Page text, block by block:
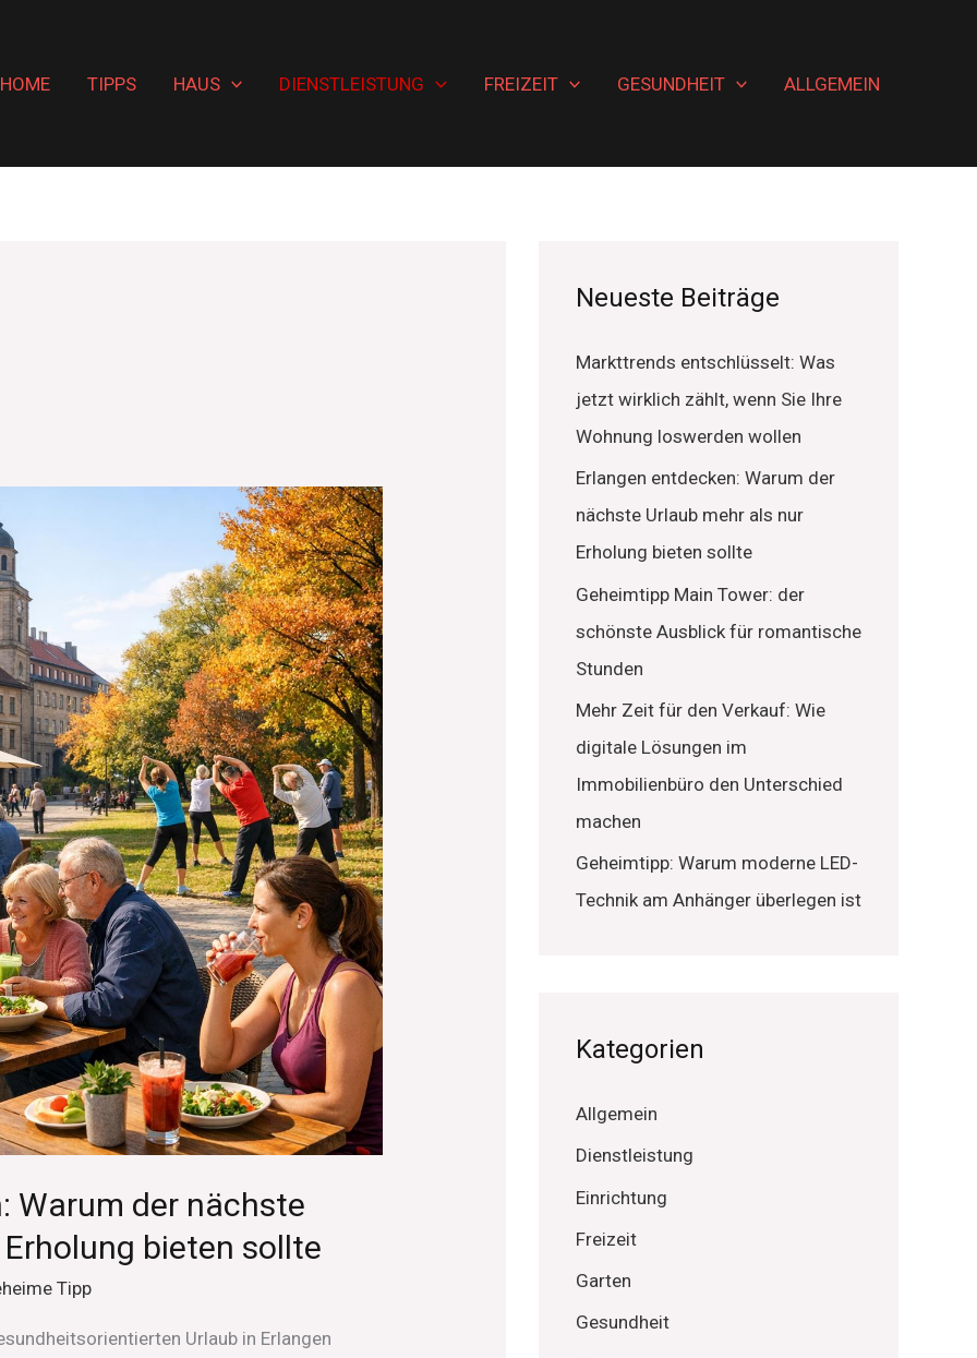
HOME TIPPS HAUS DIENSTLEISTUNG FREIZEIT GESUNDHEIT ALLGEMEIN
Warum der nächste
bieten sollte
Tipp
Urlaub in Erlangen
Neueste Beiträge
Markttrends entschlüsselt: Was
jetzt wirklich zählt, wenn Sie Ihre
Wohnung loswerden wollen
Erlangen entdecken: Warum der
nächste Urlaub mehr als nur
Erholung bieten sollte
Geheimtipp Main Tower: der
schönste Ausblick für romantische
Stunden
Mehr Zeit für den Verkauf: Wie
digitale Lösungen im
Immobilienbüro den Unterschied
machen
Geheimtipp: Warum moderne LED-
Technik am Anhänger überlegen ist
Kategorien
Allgemein
Dienstleistung
Einrichtung
Freizeit
Garten
Gesundheit